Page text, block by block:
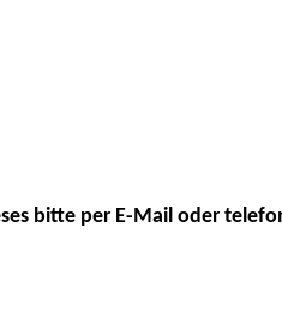
bitte per E-Mail oder